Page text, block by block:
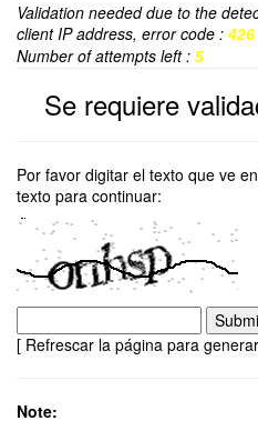
Validation needed due to the
client IP address, error code : 426
Number of attempts left : 5
Se requiere
Por favor digitar el texto que ve
texto para continuar:
[ Refrescar la página para
Note: